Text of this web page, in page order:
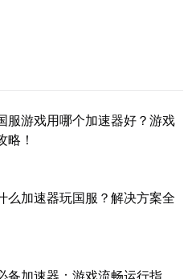
服游戏用哪个加速器好？游戏
略！
么加速器玩国服？解决方案全
备加速器：游戏流畅运行指